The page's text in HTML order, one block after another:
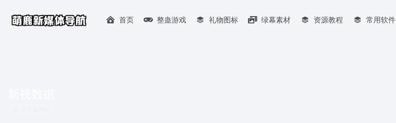
首页 整蛊游戏 礼物图标 绿幕素材 资源教程 常用软件